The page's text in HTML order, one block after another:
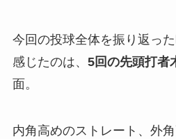
今回の投球全体を振り返っ
感じたのは、 5回の先頭打者
面。
内角高めのストレート、外